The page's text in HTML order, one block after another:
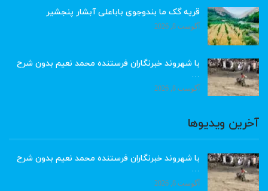
قریه گک ما بندوجوی باباعلی آبشار پنجشیر
آگوست 8, 2026
با شهروند خبرنگاران فرستنده محمد نعیم بدون شرح
…
آگوست 8, 2026
آخرین ویدیوها
با شهروند خبرنگاران فرستنده محمد نعیم بدون شرح
…
آگوست 8, 2026